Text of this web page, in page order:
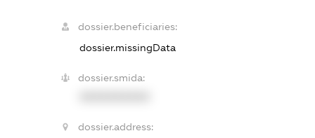
dossier.beneficiaries:
dossier.missingData
dossier.smida:
dossier.address: